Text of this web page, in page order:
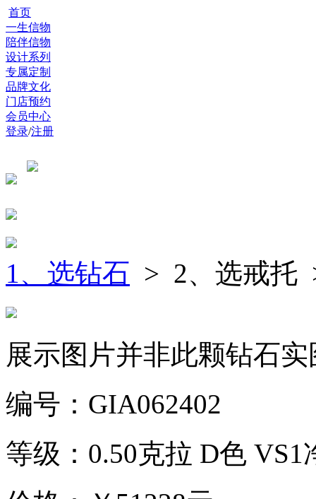
首页
一生信物
陪伴信物
设计系列
专属定制
品牌文化
门店预约
会员中心
登录/注册
1、选钻石 > 2、选戒托
展示图片并非此颗钻石实
编号：GIA062402
等级：0.50克拉 D色 VS1